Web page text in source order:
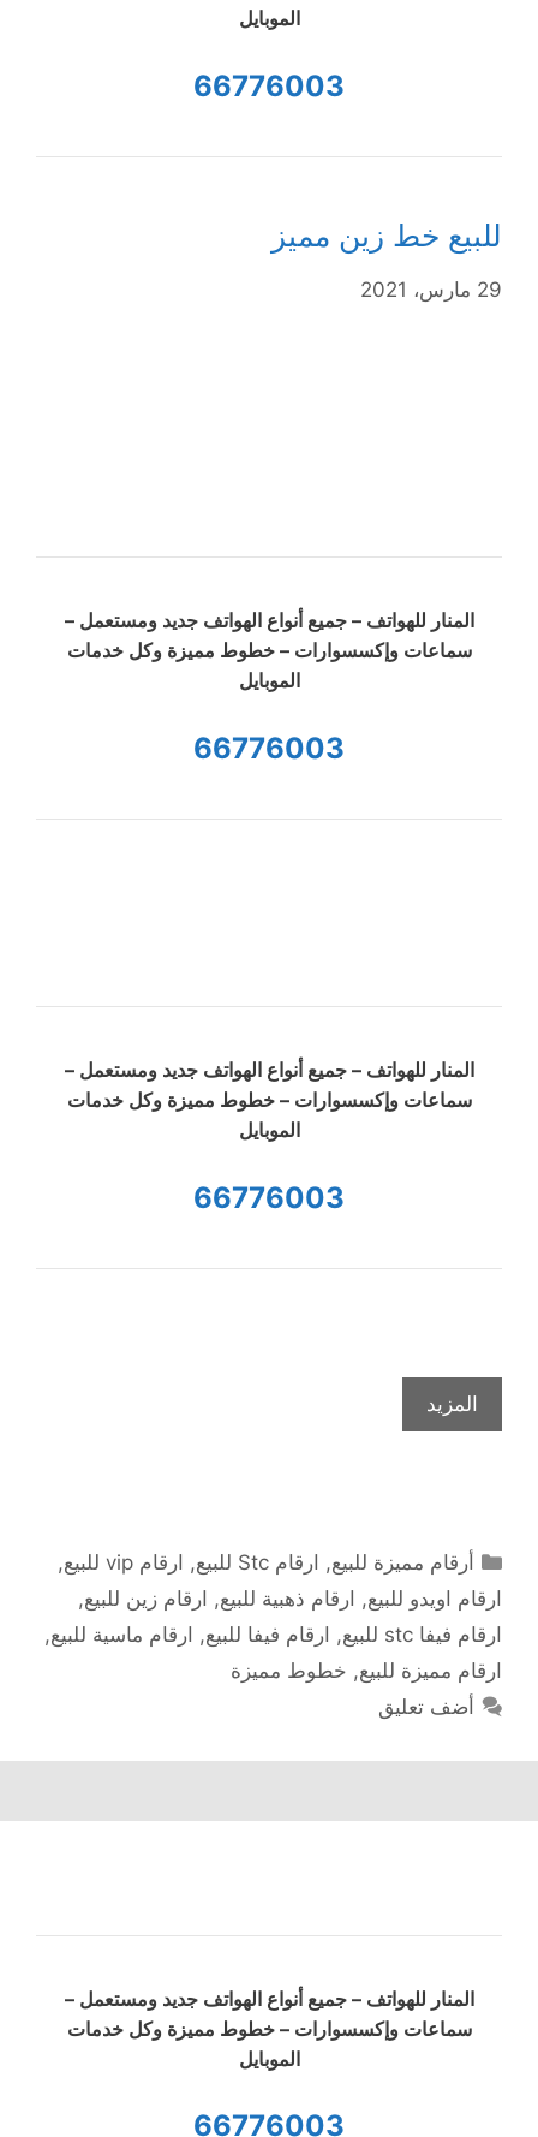
الموبايل
66776003
للبيع خط زين مميز
29 مارس، 2021
المنار للهواتف – جميع أنواع الهواتف جديد ومستعمل –
سماعات وإكسسوارات – خطوط مميزة وكل خدمات
الموبايل
66776003
المنار للهواتف – جميع أنواع الهواتف جديد ومستعمل –
سماعات وإكسسوارات – خطوط مميزة وكل خدمات
الموبايل
66776003
المزيد
التصنيفات
أرقام مميزة للبيع, ارقام Stc للبيع , ارقام vip للبيع
,
ارقام اويدو للبيع, ارقام ذهبية للبيع, ارقام زين للبيع,
ارقام فيفا stc للبيع
, ارقام فيفا للبيع, ارقام ماسية للبيع,
ارقام مميزة للبيع, خطوط مميزة
أضف تعليق
المنار للهواتف – جميع أنواع الهواتف جديد ومستعمل –
سماعات وإكسسوارات – خطوط مميزة وكل خدمات
الموبايل
66776003